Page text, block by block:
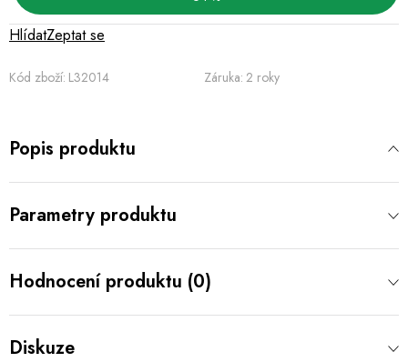
Kód zboží: L32014 Záruka: 2 roky
Zeptat se
Hlídat
Popis produktu
Parametry produktu
Hodnocení produktu (0)
Diskuze